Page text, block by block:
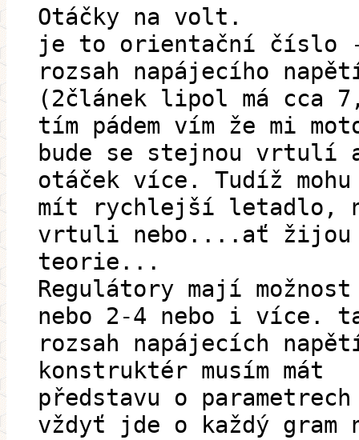
Otáčky na volt.
je to orientační číslo
rozsah napájecího
(2článek lipol má cca
tím pádem vím že mi
bude se stejnou vrtulí
otáček více. Tudíž mohu
mít rychlejší letadlo,
vrtuli nebo....ať žijou
teorie...
Regulátory mají
nebo 2-4 nebo i více.
rozsah napájecích
konstruktér musím mát
představu o
vždyť jde o každý gram